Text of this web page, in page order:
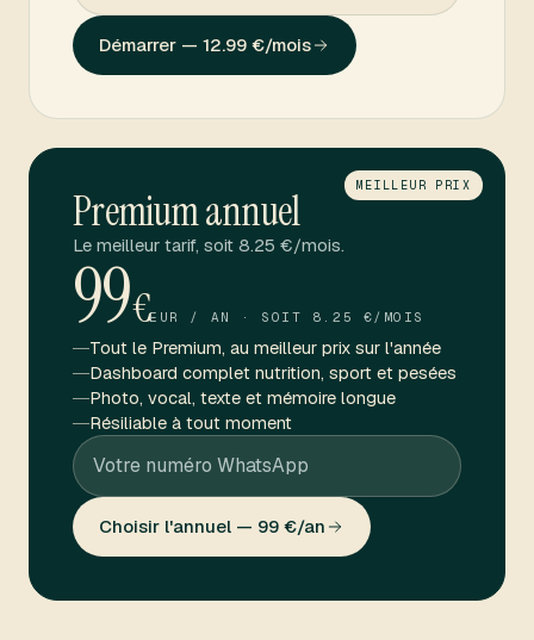
Démarrer — 12.99 €/mois
MEILLEUR PRIX
Premium annuel
Le meilleur tarif, soit 8.25 €/mois.
99€EUR / AN · SOIT 8.25 €/MOIS
Tout le Premium, au meilleur prix sur l'année
Dashboard complet nutrition, sport et pesées
Photo, vocal, texte et mémoire longue
Résiliable à tout moment
Choisir l'annuel — 99 €/an